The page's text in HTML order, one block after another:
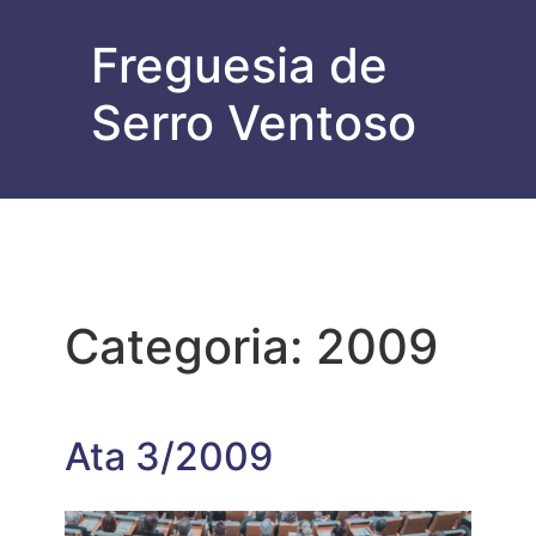
Freguesia de
Serro Ventoso
Categoria: 2009
Ata 3/2009